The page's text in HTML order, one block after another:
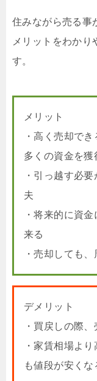
住みながら売る事
メリットをわか
す。
メリット
・高く売却で
多くの資金を獲
・引っ越す必
夫
・将来的に資
来る
・売却しても
デメリット
・買戻しの際
・家賃相場よ
も値段が安くな